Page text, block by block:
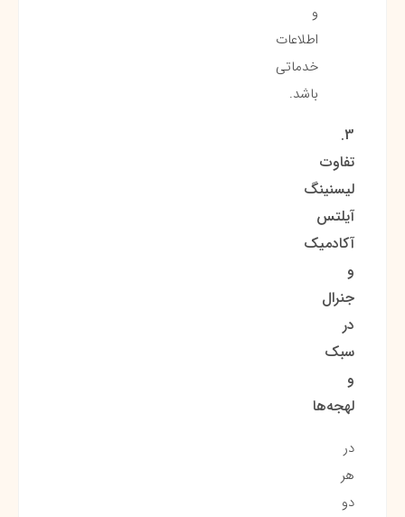
و
اطلاعات
خدماتی
باشد.
3.
تفاوت
لیسنینگ
آیلتس
آکادمیک
و
جنرال
در
سبک
و
لهجه‌ها
در
هر
دو